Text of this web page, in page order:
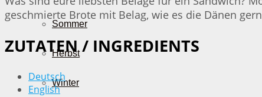
Sommer
Herbst
Winter
geschmierte Brote mit Belag, wie es die Dänen
ZUTATEN / INGREDIENTS
Deutsch
English